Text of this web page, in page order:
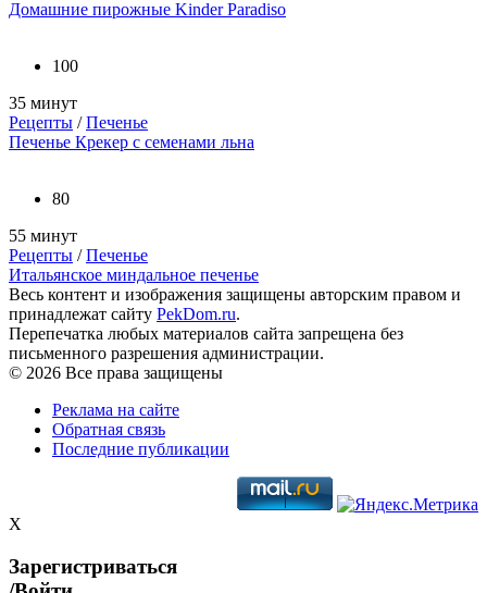
Домашние пирожные Kinder Paradiso
100
35 минут
Рецепты /Печенье
Печенье Крекер с семенами льна
80
55 минут
Рецепты /Печенье
Итальянское миндальное печенье
Весь контент и изображения защищены авторским правом и
принадлежат сайту PekDom.ru.
Перепечатка любых материалов сайта запрещена без
письменного разрешения администрации.
© 2026 Все права защищены
Реклама на сайте
Обратная связь
Последние публикации
X
Зарегистриваться